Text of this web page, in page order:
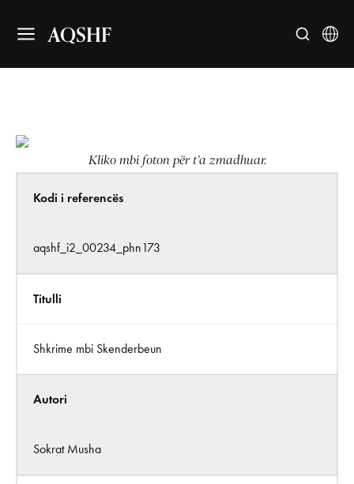
AQSHF
Kliko mbi foton për t’a zmadhuar.
Kodi i referencës
aqshf_i2_00234_phn173
Titulli
Shkrime mbi Skenderbeun
Autori
Sokrat Musha